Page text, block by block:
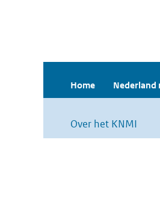
Home Nederland
Over het KNMI